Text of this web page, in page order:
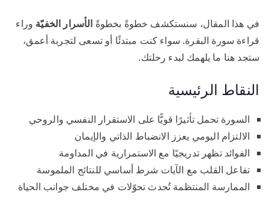
في هذا المقال، سنستكشف خطوةً بخطوةً الأسرار الخفيّة وراء
قراءة سورة البقرة. سواء كنت مبتدئًا أو تسعى لتجربة أعمق،
ستجد هنا ما يلهمك لبدء رحلتك.
النقاط الرئيسية
السورة تحمل تأثيرًا قويًّا على الاستقرار النفسي والروحي
الالتزام اليومي يعزز الانضباط الذاتي والإيمان
الفوائد تظهر تدريجيًا مع الاستمرارية في المداومة
تفاعل القلب مع الآيات شرط أساسي للنتائج الملموسة
الممارسة المنتظمة تُحدث تحوّلات في مختلف جوانب الحياة